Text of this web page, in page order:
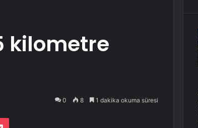
kilometre
0 8 1 dakika okuma süresi
Pocket